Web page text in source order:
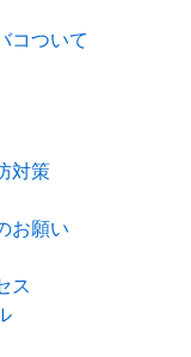
コついて
対策
お願い
ス